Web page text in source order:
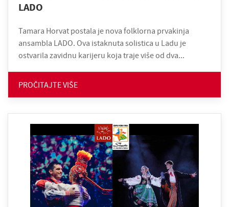
LADO
Tamara Horvat postala je nova folklorna prvakinja
ansambla LADO. Ova istaknuta solistica u Ladu je
ostvarila zavidnu karijeru koja traje više od dva...
PROČITAJTE VIŠE